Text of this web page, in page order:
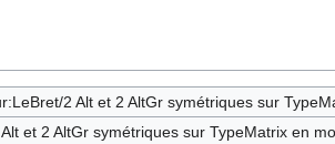
2 Alt et 2 AltGr symétriques sur
et 2 AltGr symétriques sur TypeMatrix en